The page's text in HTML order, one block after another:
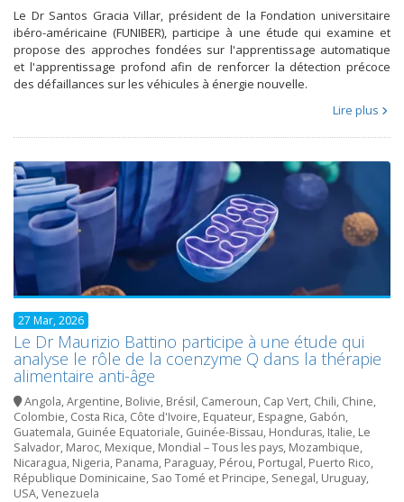
Le Dr Santos Gracia Villar, président de la Fondation universitaire
ibéro-américaine (FUNIBER), participe à une étude qui examine et
propose des approches fondées sur l'apprentissage automatique
et l'apprentissage profond afin de renforcer la détection précoce
des défaillances sur les véhicules à énergie nouvelle.
Lire plus
27 Mar, 2026
Le Dr Maurizio Battino participe à une étude qui
analyse le rôle de la coenzyme Q dans la thérapie
alimentaire anti-âge
Angola,Argentine, Bolivie, Brésil, Cameroun, Cap Vert, Chili, Chine,
Colombie, Costa Rica, Côte d'Ivoire, Equateur, Espagne, Gabón,
Guatemala, Guinée Equatoriale, Guinée-Bissau, Honduras, Italie, Le
Salvador, Maroc, Mexique, Mondial – Tous les pays, Mozambique,
Nicaragua, Nigeria, Panama, Paraguay, Pérou, Portugal, Puerto Rico,
République Dominicaine, Sao Tomé et Principe, Senegal, Uruguay,
USA,Venezuela